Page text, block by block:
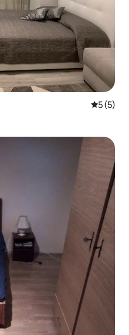
평점 5점
5 (5)